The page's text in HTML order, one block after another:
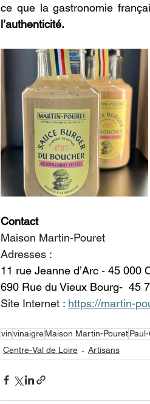
ce que la gastronomie
l’authenticité.
Contact
Maison Martin-Pouret
Adresses :
11 rue Jeanne d’Arc - 45 000
690 Rue du Vieux Bourg-  45
Site Internet : https://martin-
vinvinaigreMaison Martin-Pouret
Centre-Val de Loire
Artisans